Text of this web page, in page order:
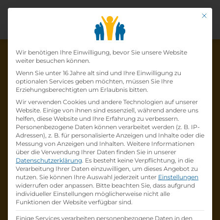
Die Lehrstelle wurde schon
besetzt!
Die LehrstelleLehrling Einzelhandel mit
Schwerpunkt Einrichtungsberatung (m/w/d)
beiist schonbesetzt.
Firmenprofil besuchen
Andere Lehrstelle suchen
Mit
Datenschutz-
Wir benötigen Ihre Einwilligung, bevor Sie unsere Website
weiter besuchen können.
Wenn Sie unter 16 Jahre alt sind und Ihre Einwilligung zu
optionalen Services geben möchten, müssen Sie Ihre
Erziehungsberechtigten um Erlaubnis bitten.
Wir verwenden Cookies und andere Technologien auf unserer
Website. Einige von ihnen sind essenziell, während andere uns
helfen, diese Website und Ihre Erfahrung zu verbessern.
Personenbezogene Daten können verarbeitet werden (z. B. IP-
Adressen), z. B. für personalisierte Anzeigen und Inhalte oder die
Messung von Anzeigen und Inhalten. Weitere Informationen
über die Verwendung Ihrer Daten finden Sie in unserer
Datenschutzerklärung. Es besteht keine Verpflichtung, in die
Verarbeitung Ihrer Daten einzuwilligen, um dieses Angebot zu
nutzen. Sie können Ihre Auswahl jederzeit unter Einstellungen
widerrufen oder anpassen. Bitte beachten Sie, dass aufgrund
individueller Einstellungen möglicherweise nicht alle
Funktionen der Website verfügbar sind.
Einige Services verarbeiten personenbezogene Daten in den